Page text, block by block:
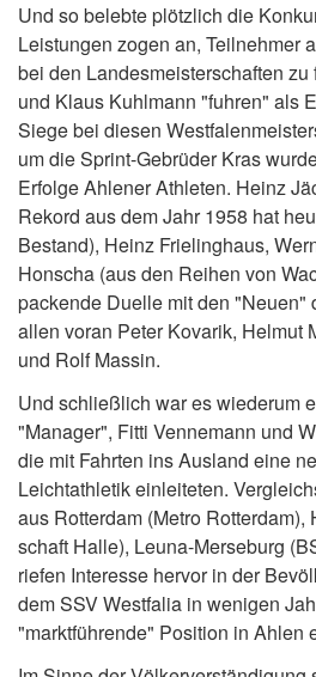
Und so belebte plötzlich die
Leistungen zogen an, Teilnehmer
bei den Landesmeisterschaften zu
und Klaus Kuhlmann "fuhren" als
Siege bei diesen
um die Sprint-Gebrüder Kras
Erfolge Ahlener Athleten. Heinz
Rekord aus dem Jahr 1958 hat
Bestand), Heinz Frielinghaus,
Honscha (aus den Reihen von
packende Duelle mit den "Neuen"
allen voran Peter Kovarik, Helmut
und Rolf Massin.
Und schließlich war es wiederum
"Manager", Fitti Vennemann und
die mit Fahrten ins Ausland eine
Leichtathletik einleiteten.
aus Rotterdam (Metro
schaft Halle), Leuna-Merseburg
riefen Interesse hervor in der
dem SSV Westfalia in wenigen
"marktführende" Position in Ahlen